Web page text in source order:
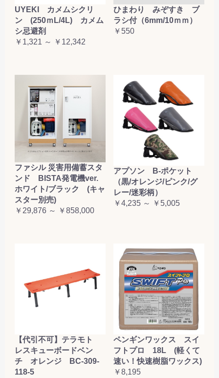
お買い物を続ける カートへ進む
UYEKI カメムシクリ
ン (250ｍL/4L) カメム
シ忌避剤
￥1,321 ～ ￥12,342
ひまわり みぞすき ブ
ラシ付（6mm/10ｍｍ）
￥550
ファシル 災害用備蓄スタ
ンド BISTA発電機ver.
ホワイト/ブラック (キャ
スター別売)
￥29,876 ～ ￥858,000
アプソン B-ポケット
（黒/オレンジ/ピンク/グ
レー/迷彩柄）
￥4,235 ～ ￥5,005
【代引不可】テラモト
レスキューボードベン
チ オレンジ BC-309-
118-5
ペンギンワックス スイ
フトプロ 18L (軽くて
速い！快速樹脂ワックス)
￥8,195